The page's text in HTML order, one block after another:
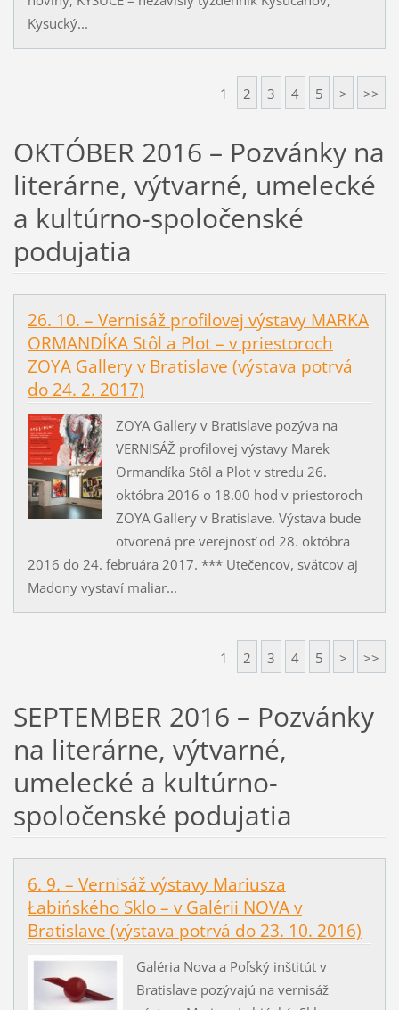
Kysucký...
1 2 3 4 5 > >>
OKTÓBER 2016 – Pozvánky na
literárne, výtvarné, umelecké
a kultúrno-spoločenské
podujatia
26. 10. – Vernisáž profilovej výstavy MARKA
ORMANDÍKA Stôl a Plot – v priestoroch
ZOYA Gallery v Bratislave (výstava potrvá
do 24. 2. 2017)
ZOYA Gallery v Bratislave pozýva na
VERNISÁŽ profilovej výstavy Marek
Ormandíka Stôl a Plot v stredu 26.
októbra 2016 o 18.00 hod v priestoroch
ZOYA Gallery v Bratislave. Výstava bude
otvorená pre verejnosť od 28. októbra
2016 do 24. februára 2017. *** Utečencov, svätcov aj
Madony vystaví maliar...
1 2 3 4 5 > >>
SEPTEMBER 2016 – Pozvánky
na literárne, výtvarné,
umelecké a kultúrno-
spoločenské podujatia
6. 9. – Vernisáž výstavy Mariusza
Łabińského Sklo – v Galérii NOVA v
Bratislave (výstava potrvá do 23. 10. 2016)
Galéria Nova a Poľský inštitút v
Bratislave pozývajú na vernisáž